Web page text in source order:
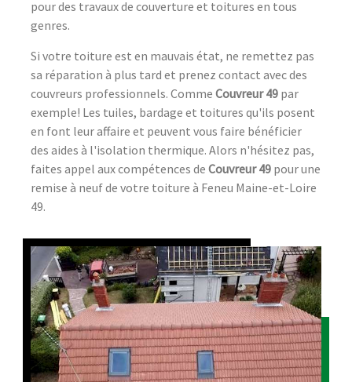
pour des travaux de couverture et toitures en tous
genres.
Si votre toiture est en mauvais état, ne remettez pas
sa réparation à plus tard et prenez contact avec des
couvreurs professionnels. Comme Couvreur 49 par
exemple! Les tuiles, bardage et toitures qu'ils posent
en font leur affaire et peuvent vous faire bénéficier
des aides à l'isolation thermique. Alors n'hésitez pas,
faites appel aux compétences de Couvreur 49 pour une
remise à neuf de votre toiture à Feneu Maine-et-Loire
49.